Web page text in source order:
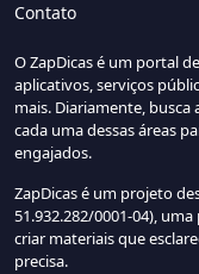
Contato
O ZapDicas é um portal
aplicativos, serviços
mais. Diariamente, busca
cada uma dessas áreas
engajados.
ZapDicas é um projeto
51.932.282/0001-04),
criar materiais que
precisa.